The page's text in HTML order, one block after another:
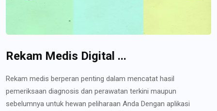
Rekam Medis Digital ...
Rekam medis berperan penting dalam mencatat hasil
pemeriksaan diagnosis dan perawatan terkini maupun
sebelumnya untuk hewan peliharaan Anda Dengan aplikasi